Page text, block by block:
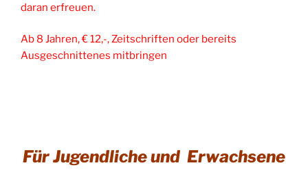
daran erfreuen.
Ab 8 Jahren, € 12,-, Zeitschriften oder bereits
Ausgeschnittenes mitbringen
Für Jugendliche und Erwachsene